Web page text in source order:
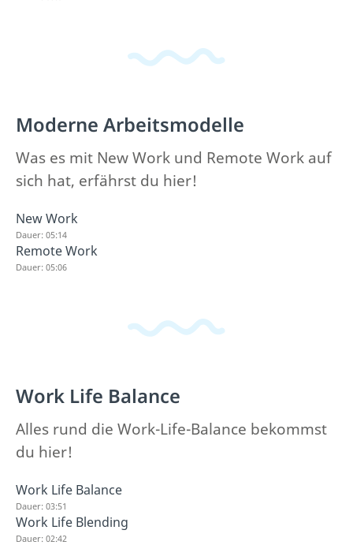
Moderne Arbeitsmodelle
Was es mit New Work und Remote Work auf
sich hat, erfährst du hier!
New Work
Dauer: 05:14
Remote Work
Dauer: 05:06
Work Life Balance
Alles rund die Work-Life-Balance bekommst
du hier!
Work Life Balance
Dauer: 03:51
Work Life Blending
Dauer: 02:42